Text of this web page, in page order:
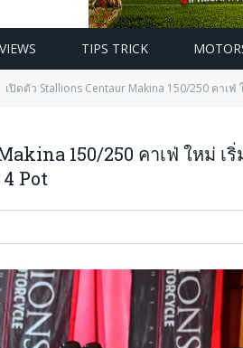
TIPS TRICK
เปิดตัว Stallions Centaur Makina 150/250 คาเ
150/250 คาเฟ่ ใหม่ เ
Pot